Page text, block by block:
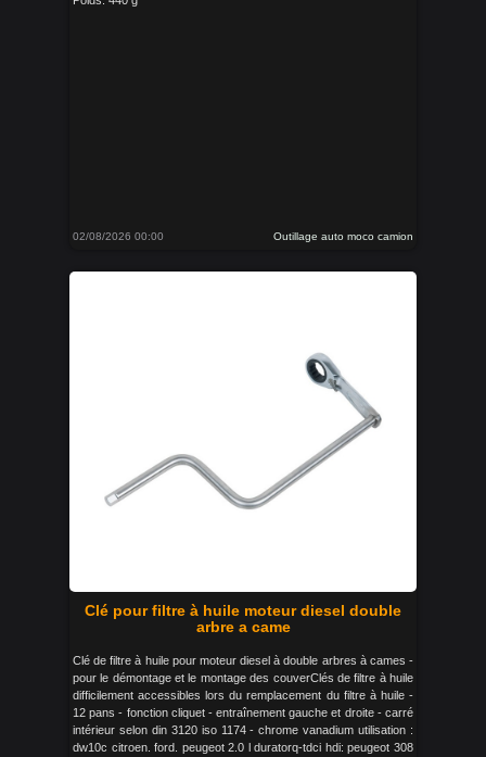
02/08/2026 00:00 Outillage auto moco camion
Clé pour filtre à huile moteur diesel double
arbre a came
Clé de filtre à huile pour moteur diesel à double arbres à cames -
pour le démontage et le montage des couverClés de filtre à huile
difficilement accessibles lors du remplacement du filtre à huile -
12 pans - fonction cliquet - entraînement gauche et droite - carré
intérieur selon din 3120 iso 1174 - chrome vanadium utilisation :
dw10c citroen. ford. peugeot 2.0 l duratorq-tdci hdi: peugeot 308